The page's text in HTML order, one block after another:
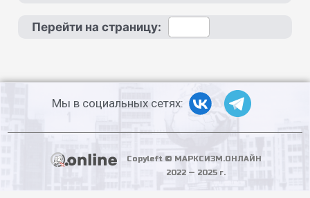
Перейти на страницу:
Мы в социальных сетях:
Copyleft © МАРКСИЗМ.ОНЛАЙН
2022 — 2025 г.